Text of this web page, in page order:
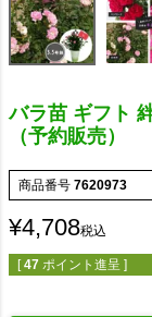
バラ苗 ギフト
（予約販売）
商品番号 7620973
¥4,708税込
[ 47 ポイント進呈 ]